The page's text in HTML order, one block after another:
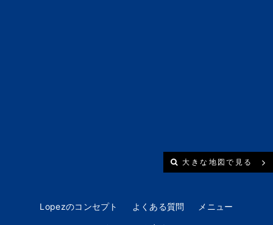
大きな地図で見る
Lopezのコンセプト よくある質問 メニュー